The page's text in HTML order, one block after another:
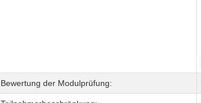
Bewertung der Modulprüfung: